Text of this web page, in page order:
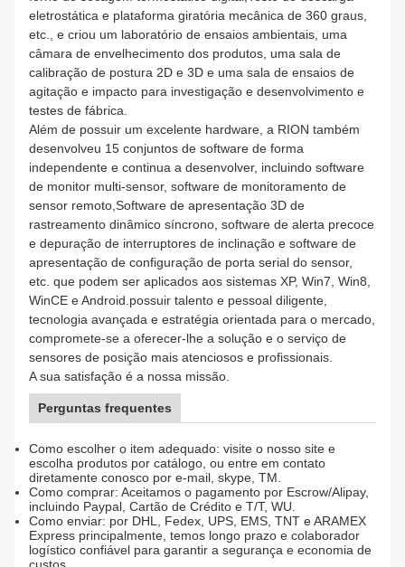
eletrostática e plataforma giratória mecânica de 360 graus,
etc., e criou um laboratório de ensaios ambientais, uma
câmara de envelhecimento dos produtos, uma sala de
calibração de postura 2D e 3D e uma sala de ensaios de
agitação e impacto para investigação e desenvolvimento e
testes de fábrica.
Além de possuir um excelente hardware, a RION também
desenvolveu 15 conjuntos de software de forma
independente e continua a desenvolver, incluindo software
de monitor multi-sensor, software de monitoramento de
sensor remoto,Software de apresentação 3D de
rastreamento dinâmico síncrono, software de alerta precoce
e depuração de interruptores de inclinação e software de
apresentação de configuração de porta serial do sensor,
etc. que podem ser aplicados aos sistemas XP, Win7, Win8,
WinCE e Android.possuir talento e pessoal diligente,
tecnologia avançada e estratégia orientada para o mercado,
compromete-se a oferecer-lhe a solução e o serviço de
sensores de posição mais atenciosos e profissionais.
A sua satisfação é a nossa missão.
Perguntas frequentes
Como escolher o item adequado: visite o nosso site e
escolha produtos por catálogo, ou entre em contato
diretamente conosco por e-mail, skype, TM.
Como comprar: Aceitamos o pagamento por Escrow/Alipay,
incluindo Paypal, Cartão de Crédito e T/T, WU.
Como enviar: por DHL, Fedex, UPS, EMS, TNT e ARAMEX
Express principalmente, temos longo prazo e colaborador
logístico confiável para garantir a segurança e economia de